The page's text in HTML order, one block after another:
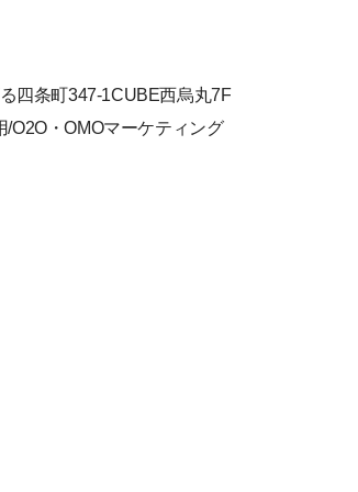
四条町347-1CUBE西烏丸7F
・OMOマーケティング